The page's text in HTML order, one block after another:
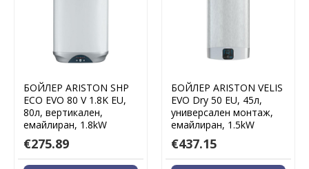
БОЙЛЕР ARISTON SHP
ECO EVO 80 V 1.8K EU,
80л, вертикален,
емайлиран, 1.8kW
€275.89
БОЙЛЕР ARISTON VELIS
EVO Dry 50 EU, 45л,
универсален монтаж,
емайлиран, 1.5kW
€437.15